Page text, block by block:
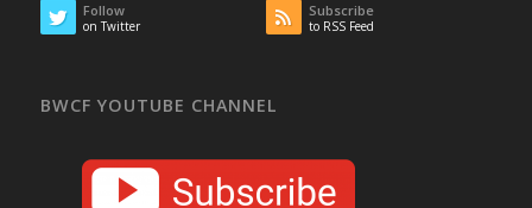
Follow
on Twitter
Subscribe
to RSS Feed
BWCF YOUTUBE CHANNEL